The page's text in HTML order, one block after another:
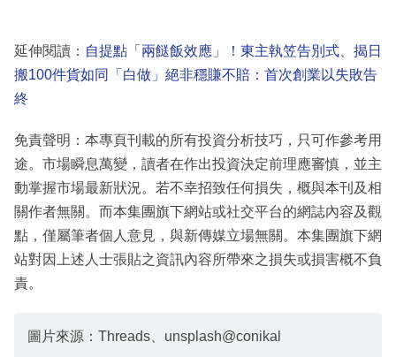
延伸閱讀： 自提點「兩餸飯效應」！東主執笠告別式、揭日
搬100件貨如同「白做」絕非穩賺不賠：首次創業以失敗告
終
免責聲明：本專頁刊載的所有投資分析技巧，只可作參考用
途。市場瞬息萬變，讀者在作出投資決定前理應審慎，並主
動掌握市場最新狀況。若不幸招致任何損失，概與本刊及相
關作者無關。而本集團旗下網站或社交平台的網誌內容及觀
點，僅屬筆者個人意見，與新傳媒立場無關。本集團旗下網
站對因上述人士張貼之資訊內容所帶來之損失或損害概不負
責。
圖片來源：Threads、unsplash@conikal